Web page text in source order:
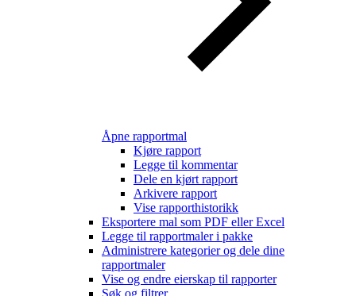
Åpne rapportmal
Kjøre rapport
Legge til kommentar
Dele en kjørt rapport
Arkivere rapport
Vise rapporthistorikk
Eksportere mal som PDF eller Excel
Legge til rapportmaler i pakke
Administrere kategorier og dele dine
rapportmaler
Vise og endre eierskap til rapporter
Søk og filtrer